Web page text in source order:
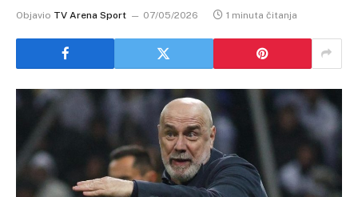
Objavio TV Arena Sport 07/05/2026 1 minuta čitanja